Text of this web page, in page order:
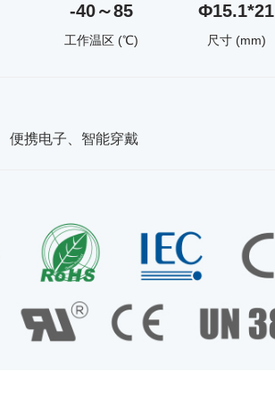
-40～85
工作温区 (℃)
Φ15.1*21
尺寸 (mm)
便携电子、智能穿戴